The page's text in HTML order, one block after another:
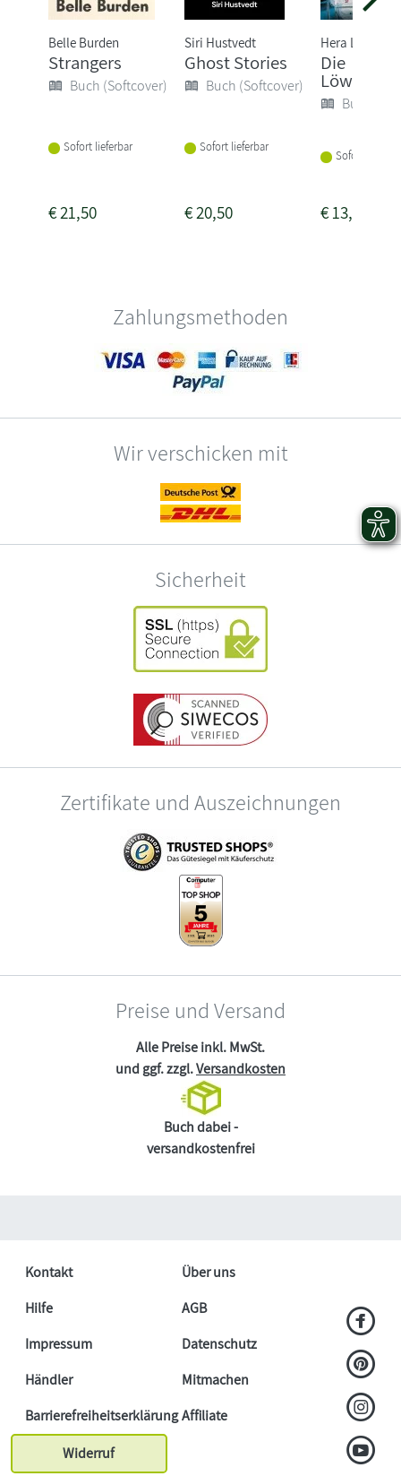
Belle Burden
Strangers
Buch (Softcover)
Sofort lieferbar
€21,50
Siri Hustvedt
Ghost Stories
Buch (Softcover)
Sofort lieferbar
€20,50
Hera Lind
Die
Buch
Sofort
€13,00
Zahlungsmethoden
Wir verschicken mit
Sicherheit
Zertifikate und Auszeichnungen
Preise und Versand
Alle Preise inkl. MwSt.
und ggf. zzgl.Versandkosten
Buch dabei -
versandkostenfrei
Kontakt
Über uns
Hilfe
AGB
Impressum
Datenschutz
Händler
Mitmachen
BarrierefreiheitserklärungAffiliate
Widerruf